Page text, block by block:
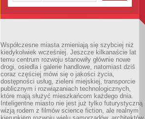
Współczesne miasta zmieniają się szybciej niż
kiedykolwiek wcześniej. Jeszcze kilkanaście lat
temu centrum rozwoju stanowiły głównie nowe
drogi, osiedla i galerie handlowe, natomiast dziś
coraz częściej mówi się o jakości życia,
dostępności usług, zieleni miejskiej, transporcie
publicznym i rozwiązaniach technologicznych,
które mają służyć mieszkańcom każdego dnia.
Inteligentne miasto nie jest już tylko futurystyczną
wizją rodem z filmów science fiction, ale realnym